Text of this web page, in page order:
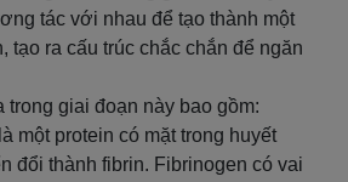
tác với nhau để tạo thành một
tạo ra cấu trúc chắc chắn để ngăn
trong giai đoạn này bao gồm:
một protein có mặt trong huyết
đổi thành fibrin. Fibrinogen có vai